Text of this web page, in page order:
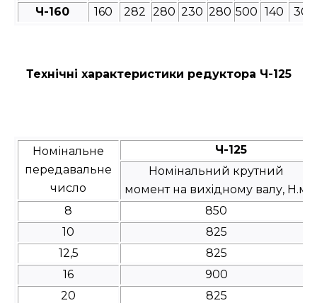
Ч-160 160 282 280 230 280 500 140 30
Технічні характеристики редуктора Ч-125
Номінальне
передавальне
число
Ч-125
Номінальний крутний
момент на вихідному валу, Н.м
8 850
10
825
12,5
825
16
900
20
825